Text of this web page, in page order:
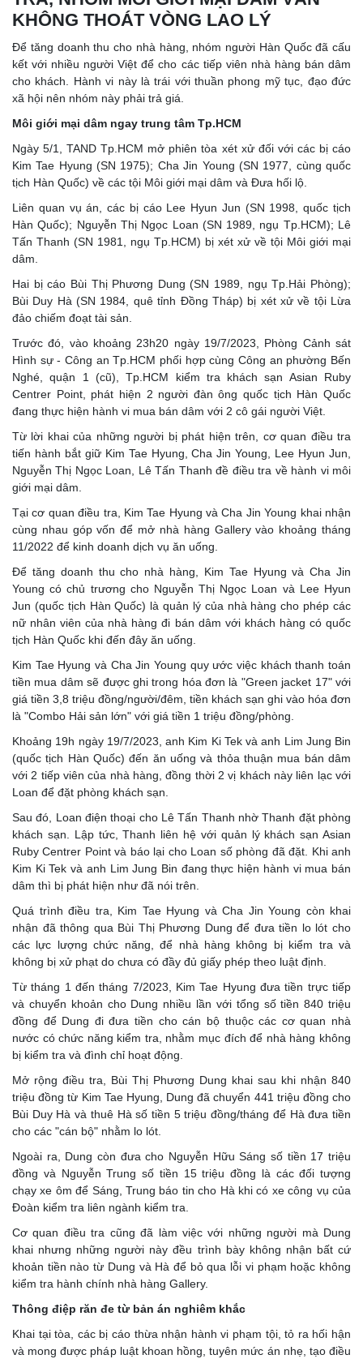
KHÔNG THOÁT VÒNG LAO LÝ
Để tăng doanh thu cho nhà hàng, nhóm người Hàn Quốc đã cấu
kết với nhiều người Việt để cho các tiếp viên nhà hàng bán dâm
cho khách. Hành vi này là trái với thuần phong mỹ tục, đạo đức
xã hội nên nhóm này phải trả giá.
Môi giới mại dâm ngay trung tâm Tp.HCM
Ngày 5/1, TAND Tp.HCM mở phiên tòa xét xử đối với các bị cáo
Kim Tae Hyung (SN 1975); Cha Jin Young (SN 1977, cùng quốc
tịch Hàn Quốc) về các tội Môi giới mại dâm và Đưa hối lộ.
Liên quan vụ án, các bị cáo Lee Hyun Jun (SN 1998, quốc tịch
Hàn Quốc); Nguyễn Thị Ngọc Loan (SN 1989, ngụ Tp.HCM); Lê
Tấn Thanh (SN 1981, ngụ Tp.HCM) bị xét xử về tội Môi giới mại
dâm.
Hai bị cáo Bùi Thị Phương Dung (SN 1989, ngụ Tp.Hải Phòng);
Bùi Duy Hà (SN 1984, quê tỉnh Đồng Tháp) bị xét xử về tội Lừa
đảo chiếm đoạt tài sản.
Trước đó, vào khoảng 23h20 ngày 19/7/2023, Phòng Cảnh sát
Hình sự - Công an Tp.HCM phối hợp cùng Công an phường Bến
Nghé, quận 1 (cũ), Tp.HCM kiểm tra khách sạn Asian Ruby
Centrer Point, phát hiện 2 người đàn ông quốc tịch Hàn Quốc
đang thực hiện hành vi mua bán dâm với 2 cô gái người Việt.
Từ lời khai của những người bị phát hiện trên, cơ quan điều tra
tiến hành bắt giữ Kim Tae Hyung, Cha Jin Young, Lee Hyun Jun,
Nguyễn Thị Ngọc Loan, Lê Tấn Thanh đề điều tra về hành vi môi
giới mại dâm.
Tại cơ quan điều tra, Kim Tae Hyung và Cha Jin Young khai nhận
cùng nhau góp vốn để mở nhà hàng Gallery vào khoảng tháng
11/2022 để kinh doanh dịch vụ ăn uống.
Để tăng doanh thu cho nhà hàng, Kim Tae Hyung và Cha Jin
Young có chủ trương cho Nguyễn Thị Ngọc Loan và Lee Hyun
Jun (quốc tịch Hàn Quốc) là quản lý của nhà hàng cho phép các
nữ nhân viên của nhà hàng đi bán dâm với khách hàng có quốc
tịch Hàn Quốc khi đến đây ăn uống.
Kim Tae Hyung và Cha Jin Young quy ước việc khách thanh toán
tiền mua dâm sẽ được ghi trong hóa đơn là "Green jacket 17" với
giá tiền 3,8 triệu đồng/người/đêm, tiền khách sạn ghi vào hóa đơn
là "Combo Hải sản lớn" với giá tiền 1 triệu đồng/phòng.
Khoảng 19h ngày 19/7/2023, anh Kim Ki Tek và anh Lim Jung Bin
(quốc tịch Hàn Quốc) đến ăn uống và thỏa thuận mua bán dâm
với 2 tiếp viên của nhà hàng, đồng thời 2 vị khách này liên lạc với
Loan để đặt phòng khách sạn.
Sau đó, Loan điện thoại cho Lê Tấn Thanh nhờ Thanh đặt phòng
khách sạn. Lập tức, Thanh liên hệ với quản lý khách sạn Asian
Ruby Centrer Point và báo lại cho Loan số phòng đã đặt. Khi anh
Kim Ki Tek và anh Lim Jung Bin đang thực hiện hành vi mua bán
dâm thì bị phát hiện như đã nói trên.
Quá trình điều tra, Kim Tae Hyung và Cha Jin Young còn khai
nhận đã thông qua Bùi Thị Phương Dung để đưa tiền lo lót cho
các lực lượng chức năng, để nhà hàng không bị kiểm tra và
không bị xử phạt do chưa có đầy đủ giấy phép theo luật định.
Từ tháng 1 đến tháng 7/2023, Kim Tae Hyung đưa tiền trực tiếp
và chuyển khoản cho Dung nhiều lần với tổng số tiền 840 triệu
đồng để Dung đi đưa tiền cho cán bộ thuộc các cơ quan nhà
nước có chức năng kiểm tra, nhằm mục đích để nhà hàng không
bị kiểm tra và đình chỉ hoạt động.
Mở rộng điều tra, Bùi Thị Phương Dung khai sau khi nhận 840
triệu đồng từ Kim Tae Hyung, Dung đã chuyển 441 triệu đồng cho
Bùi Duy Hà và thuê Hà số tiền 5 triệu đồng/tháng để Hà đưa tiền
cho các "cán bộ" nhằm lo lót.
Ngoài ra, Dung còn đưa cho Nguyễn Hữu Sáng số tiền 17 triệu
đồng và Nguyễn Trung số tiền 15 triệu đồng là các đối tượng
chạy xe ôm để Sáng, Trung báo tin cho Hà khi có xe công vụ của
Đoàn kiểm tra liên ngành kiểm tra.
Cơ quan điều tra cũng đã làm việc với những người mà Dung
khai nhưng những người này đều trình bày không nhận bất cứ
khoản tiền nào từ Dung và Hà để bỏ qua lỗi vi phạm hoặc không
kiểm tra hành chính nhà hàng Gallery.
Thông điệp răn đe từ bản án nghiêm khắc
Khai tại tòa, các bị cáo thừa nhận hành vi phạm tội, tỏ ra hối hận
và mong được pháp luật khoan hồng, tuyên mức án nhẹ, tạo điều